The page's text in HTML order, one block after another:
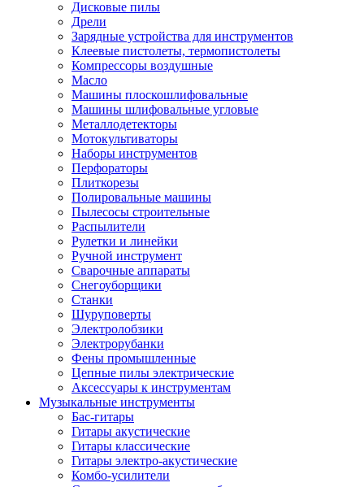
Дисковые пилы
Дрели
Зарядные устройства для инструментов
Клеевые пистолеты, термопистолеты
Компрессоры воздушные
Масло
Машины плоскошлифовальные
Машины шлифовальные угловые
Металлодетекторы
Мотокультиваторы
Наборы инструментов
Перфораторы
Плиткорезы
Полировальные машины
Пылесосы строительные
Распылители
Рулетки и линейки
Ручной инструмент
Сварочные аппараты
Снегоуборщики
Станки
Шуруповерты
Электролобзики
Электрорубанки
Фены промышленные
Цепные пилы электрические
Аксессуары к инструментам
Музыкальные инструменты
Бас-гитары
Гитары акустические
Гитары классические
Гитары электро-акустические
Комбо-усилители